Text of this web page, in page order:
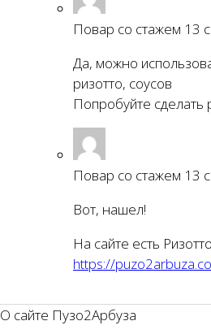
Повар со стажем 13
Да, можно
ризотто, соусов
Попробуйте сделать
Повар со стажем 13
Вот, нашел!
На сайте есть
https://
О сайте Пузо2Арбуза